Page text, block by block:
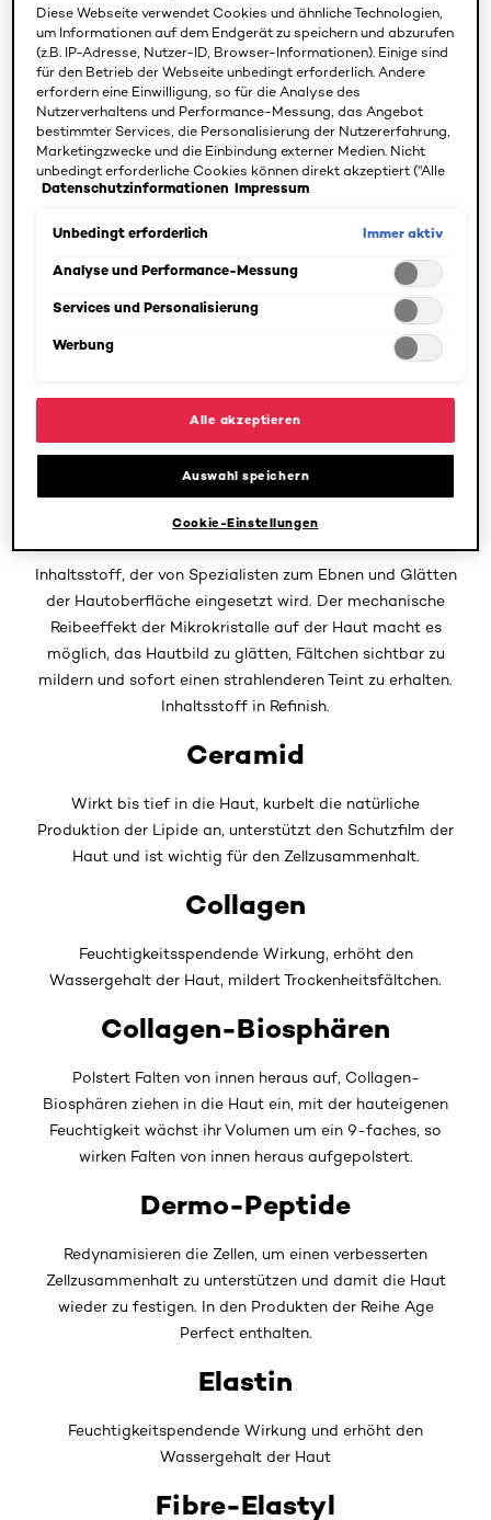
Leistungsfähiger Aktivwirkstoffkomplex, der der Haut
hilft, ihre Widerstandskraft gegen tägliche Belastungen
zu stärken. Ergebnis: weniger Irritationen, weniger
Spannungen, mehr Wohlgefühl. In den Produkten der
Reihe Men Expert enthalten.
Adenosin
Akne
Eine Erkrankung der Haut, die häufig in der Pubertät
Talgdrüsenfollikels unter Bildung von
Komedonen(Mitessern). Im weiteren Verlauf können aber
Aluminiumoxid-
Mikrokristalle
Inhaltsstoff, der von Spezialisten zum Ebnen und Glätten
der Hautoberfläche eingesetzt wird. Der mechanische
Reibeeffekt der Mikrokristalle auf der Haut macht es
möglich, das Hautbild zu glätten, Fältchen sichtbar zu
mildern und sofort einen strahlenderen Teint zu erhalten.
Inhaltsstoff in Refinish.
Ceramid
Wirkt bis tief in die Haut, kurbelt die natürliche
Produktion der Lipide an, unterstützt den Schutzfilm der
Haut und ist wichtig für den Zellzusammenhalt.
Collagen
Feuchtigkeitsspendende Wirkung, erhöht den
Wassergehalt der Haut, mildert Trockenheitsfältchen.
Collagen-Biosphären
Polstert Falten von innen heraus auf, Collagen-
Biosphären ziehen in die Haut ein, mit der hauteigenen
Feuchtigkeit wächst ihr Volumen um ein 9-faches, so
wirken Falten von innen heraus aufgepolstert.
Dermo-Peptide
Redynamisieren die Zellen, um einen verbesserten
Zellzusammenhalt zu unterstützen und damit die Haut
wieder zu festigen. In den Produkten der Reihe Age
Perfect enthalten.
Elastin
Feuchtigkeitspendende Wirkung und erhöht den
Wassergehalt der Haut
Fibre-Elastyl
Diese Webseite verwendet Cookies und ähnliche Technologien,
um Informationen auf dem Endgerät zu speichern und abzurufen
(z.B. IP-Adresse, Nutzer-ID, Browser-Informationen). Einige sind
für den Betrieb der Webseite unbedingt erforderlich. Andere
erfordern eine Einwilligung, so für die Analyse des
Nutzerverhaltens und Performance-Messung, das Angebot
bestimmter Services, die Personalisierung der Nutzererfahrung,
Marketingzwecke und die Einbindung externer Medien. Nicht
unbedingt erforderliche Cookies können direkt akzeptiert ("Alle
akzeptieren") oder abgelehnt ("Ohne Einwilligung fortfahren")
ebenfalls möglich und speicherbar ("Auswahl speichern"). Die
angepasst werden. Für weitere Informationen s. unsere
Datenschutzinformationen Impressum
Unbedingt erforderlich Immer aktiv
Analyse und Performance-Messung
Services und Personalisierung
Werbung
Alle akzeptieren
Auswahl speichern
Cookie-Einstellungen